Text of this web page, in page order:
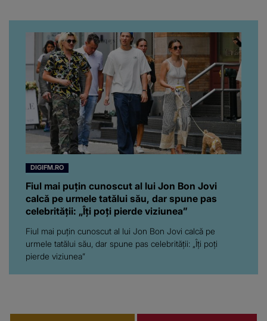
da, frumoasa iubită a lui
Florin Ristei e...
DIGIFM.RO
Fiul mai puțin cunoscut al lui Jon Bon Jovi
calcă pe urmele tatălui său, dar spune pas
celebrității: „Îți poți pierde viziunea”
Fiul mai puțin cunoscut al lui Jon Bon Jovi calcă pe
urmele tatălui său, dar spune pas celebrității: „Îți poți
pierde viziunea”